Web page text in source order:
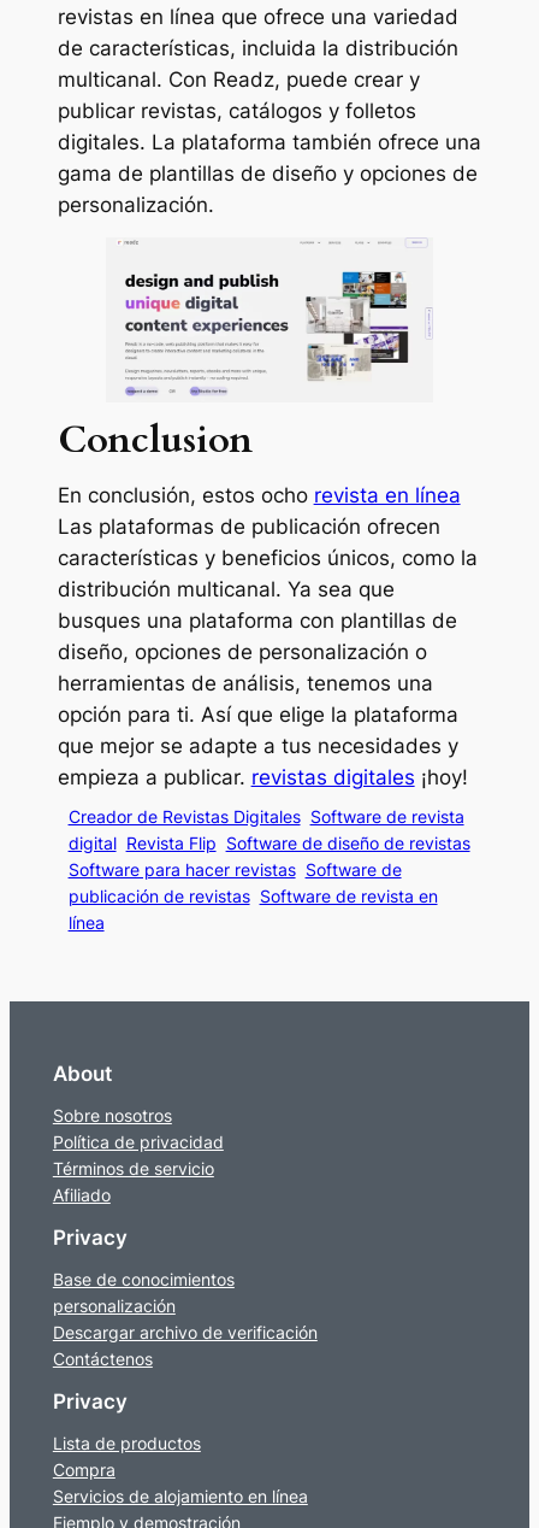
revistas en línea que ofrece una variedad
de características, incluida la distribución
multicanal. Con Readz, puede crear y
publicar revistas, catálogos y folletos
digitales. La plataforma también ofrece una
gama de plantillas de diseño y opciones de
personalización.
Conclusion
En conclusión, estos ocho revista en línea
Las plataformas de publicación ofrecen
características y beneficios únicos, como la
distribución multicanal. Ya sea que
busques una plataforma con plantillas de
diseño, opciones de personalización o
herramientas de análisis, tenemos una
opción para ti. Así que elige la plataforma
que mejor se adapte a tus necesidades y
empieza a publicar. revistas digitales ¡hoy!
Creador de Revistas Digitales Software de revista
digital Revista Flip Software de diseño de revistas
Software para hacer revistas Software de
publicación de revistas Software de revista en
línea
About
Sobre nosotros
Política de privacidad
Términos de servicio
Afiliado
Privacy
Base de conocimientos
personalización
Descargar archivo de verificación
Contáctenos
Privacy
Lista de productos
Compra
Servicios de alojamiento en línea
Ejemplo y demostración